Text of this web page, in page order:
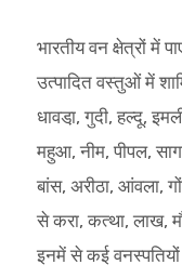
भारतीय वन क्षेत्रों में
उत्पादित वस्तुओं में
धावडा़, गुदी, हल्दू,
महुआ, नीम, पीपल,
बांस, अरीठा, आंवला,
से करा, कत्था, लाख,
इनमें से कई